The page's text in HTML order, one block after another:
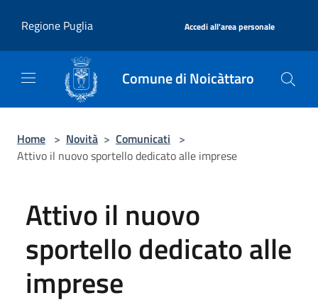
Regione Puglia
Accedi all'area personale
Comune di Noicàttaro
Home > Novità > Comunicati >
Attivo il nuovo sportello dedicato alle imprese
Attivo il nuovo
sportello dedicato alle
imprese